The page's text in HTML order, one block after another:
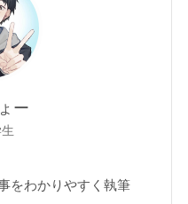
ー
をわかりやすく執筆